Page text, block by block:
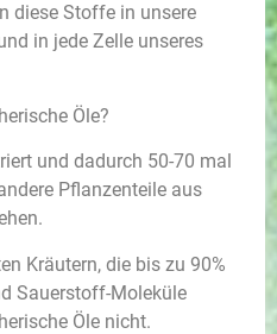
diese Stoffe in unsere
in jede Zelle unseres
Öle?
und dadurch 50-70 mal
Pflanzenteile aus
Kräutern, die bis zu 90%
Sauerstoff-Moleküle
Öle nicht.